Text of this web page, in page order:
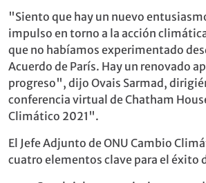
"Siento que hay un nuevo
impulso en torno a la acción
que no habíamos experimentado
Acuerdo de París. Hay un renovado
progreso", dijo Ovais Sarmad,
conferencia virtual de Chatham
Climático 2021".
El Jefe Adjunto de ONU Cambio
cuatro elementos clave para el éxito